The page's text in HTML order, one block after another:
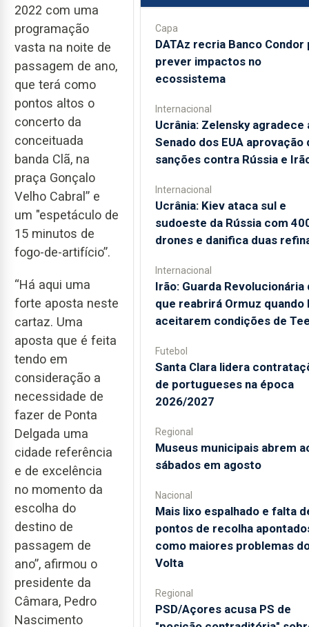
2022 com uma
programação
vasta na noite de
passagem de ano,
que terá como
pontos altos o
concerto da
conceituada
banda Clã, na
praça Gonçalo
Velho Cabral” e
um "espetáculo de
15 minutos de
fogo-de-artifício”.
“Há aqui uma
forte aposta neste
cartaz. Uma
aposta que é feita
tendo em
consideração a
necessidade de
fazer de Ponta
Delgada uma
cidade referência
e de excelência
no momento da
escolha do
destino de
passagem de
ano”, afirmou o
presidente da
Câmara, Pedro
Nascimento
Capa
DATAz recria Banco Condor
prever impactos no
ecossistema
Internacional
Ucrânia: Zelensky agradece
Senado dos EUA aprovação
sanções contra Rússia e
Internacional
Ucrânia: Kiev ataca sul e
sudoeste da Rússia com
drones e danifica duas
Internacional
Irão: Guarda Revolucionária
que reabrirá Ormuz quando
aceitarem condições de
Futebol
Santa Clara lidera
de portugueses na época
2026/2027
Regional
Museus municipais abrem
sábados em agosto
Nacional
Mais lixo espalhado e falta
pontos de recolha
como maiores problemas
Volta
Regional
PSD/Açores acusa PS de